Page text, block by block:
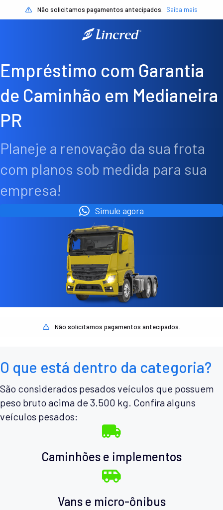
Não solicitamos pagamentos antecipados. Saiba mais
Empréstimo com Garantia
de Caminhão em Medianeira
PR
Planeje a renovação da sua frota
com planos sob medida para sua
empresa!
Simule agora
Não solicitamos pagamentos antecipados.
O que está dentro da categoria?
São considerados pesados veículos que possuem
peso bruto acima de 3.500 kg. Confira alguns
veículos pesados:
Caminhões e implementos
Vans e micro-ônibus